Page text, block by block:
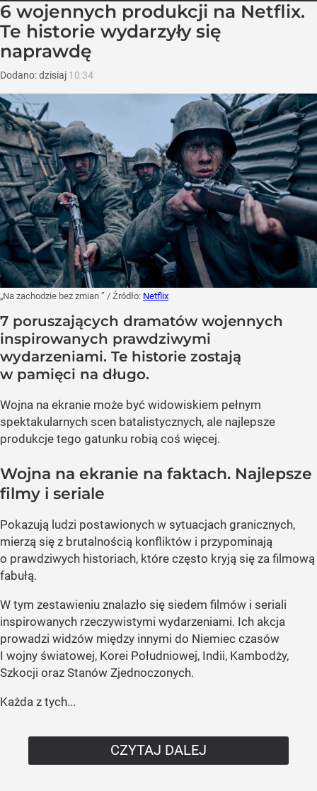
6 wojennych produkcji na Netflix.
Te historie wydarzyły się
naprawdę
Dodano:dzisiaj 10:34
„Na zachodzie bez zmian ” / Źródło: Netflix
7 poruszających dramatów wojennych
inspirowanych prawdziwymi
wydarzeniami. Te historie zostają
w pamięci na długo.
Wojna na ekranie może być widowiskiem pełnym
spektakularnych scen batalistycznych, ale najlepsze
produkcje tego gatunku robią coś więcej.
Wojna na ekranie na faktach. Najlepsze
filmy i seriale
Pokazują ludzi postawionych w sytuacjach granicznych,
mierzą się z brutalnością konfliktów i przypominają
o prawdziwych historiach, które często kryją się za filmową
fabułą.
W tym zestawieniu znalazło się siedem filmów i seriali
inspirowanych rzeczywistymi wydarzeniami. Ich akcja
prowadzi widzów między innymi do Niemiec czasów
I wojny światowej, Korei Południowej, Indii, Kambodży,
Szkocji oraz Stanów Zjednoczonych.
Każda z tych...
CZYTAJ DALEJ